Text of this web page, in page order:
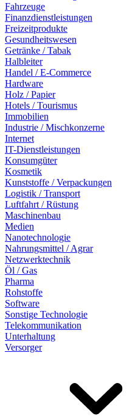
Fahrzeuge
Finanzdienstleistungen
Freizeitprodukte
Gesundheitswesen
Getränke / Tabak
Halbleiter
Handel / E-Commerce
Hardware
Holz / Papier
Hotels / Tourismus
Immobilien
Industrie / Mischkonzerne
Internet
IT-Dienstleistungen
Konsumgüter
Kosmetik
Kunststoffe / Verpackungen
Logistik / Transport
Luftfahrt / Rüstung
Maschinenbau
Medien
Nanotechnologie
Nahrungsmittel / Agrar
Netzwerktechnik
Öl / Gas
Pharma
Rohstoffe
Software
Sonstige Technologie
Telekommunikation
Unterhaltung
Versorger